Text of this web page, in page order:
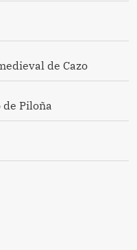
de Cazo
de Piloña